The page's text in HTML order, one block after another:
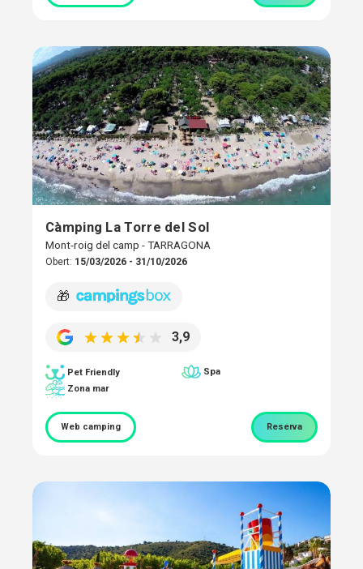
Càmping La Torre del Sol
Mont-roig del camp - TARRAGONA
Obert: 15/03/2026 - 31/10/2026
🎁
3,9
Pet Friendly
Spa
Zona mar
Web camping Reserva